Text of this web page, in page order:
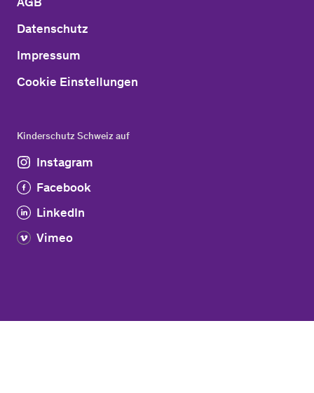
Datenschutz
Impressum
Cookie Einstellungen
Kinderschutz Schweiz auf
Instagram
Facebook
LinkedIn
Vimeo